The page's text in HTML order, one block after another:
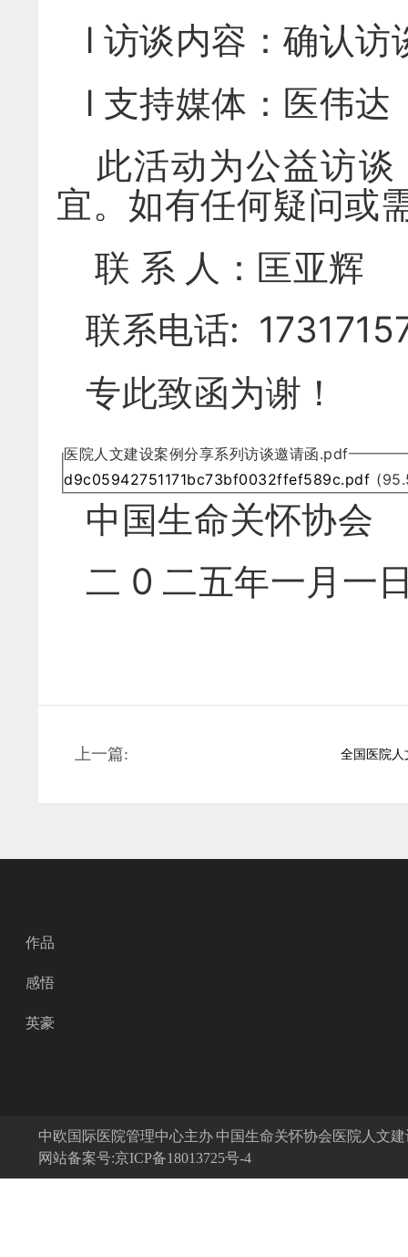
l 访谈内容：确认访
l 支持媒体：医伟达
此活动为公益访
宜。如有任何疑问或
联 系 人：匡
联系电话:
专此致函为谢！
医院人文建设案例分享系列访谈邀请函.pdf
d9c05942751171bc73bf0032ffef589c.pdf
中国生命关怀协会
二 0 二五年一月一
上一篇: 全国医院人
作品
感悟
英豪
中欧国际医院管理中心主办 中国生命关怀协会医院人文
网站备案号:京ICP备18013725号-4